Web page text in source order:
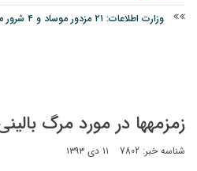
وزارت اطلاعات: ۲۱ مزدور موساد و ۴ شرور مسلح در کرمان بازداشت شدند
زمزمه‎ها در مورد مرگ بالینی «ملک عبدالله»
شناسه خبر: 7802 ۱۱ دی ۱۳۹۳